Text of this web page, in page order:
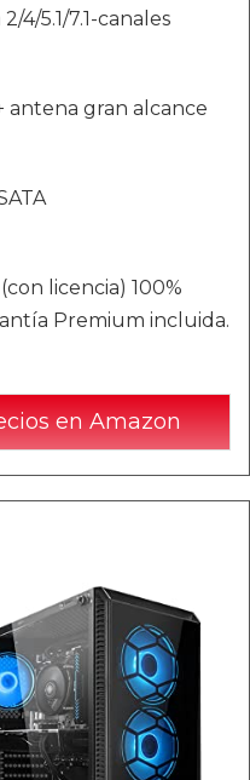
4/5.1/7.1-canales
antena gran alcance
licencia) 100%
Premium incluida.
en Amazon